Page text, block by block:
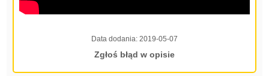
Data dodania: 2019-05-07
Zgłoś błąd w opisie